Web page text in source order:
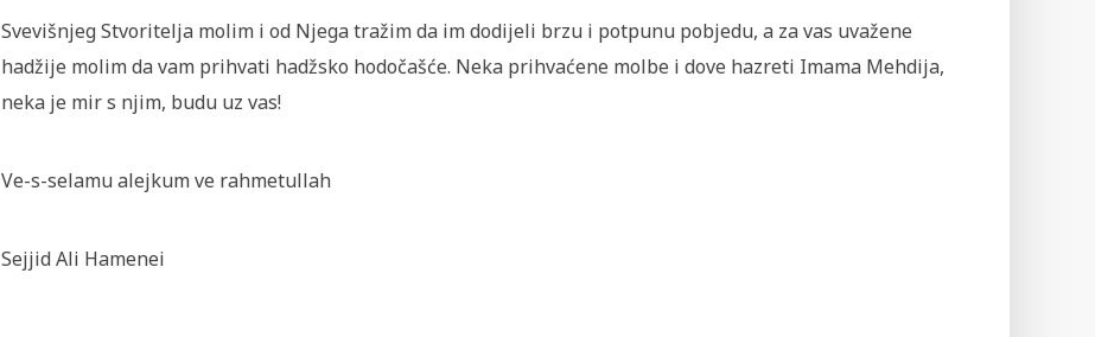
Svevišnjeg Stvoritelja molim i od Njega tražim da im dodijeli brzu i potpunu pobjedu, a za vas uvažene
hadžije molim da vam prihvati hadžsko hodočašće. Neka prihvaćene molbe i dove hazreti Imama Mehdija,
neka je mir s njim, budu uz vas!
Ve-s-selamu alejkum ve rahmetullah
Sejjid Ali Hamenei